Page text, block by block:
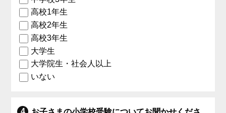
高校1年生
高校2年生
高校3年生
大学生
大学院生・社会人以上
いない